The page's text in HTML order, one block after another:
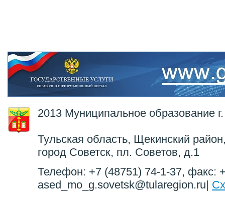
2013 Муниципальное образование
Тульская область, Щекинский
город Советск, пл. Советов, д.1
Телефон: +7 (48751) 74-1-37, факс:
ased_mo_g.sovetsk@tularegion.ru|